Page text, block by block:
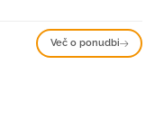
Več o ponudbi